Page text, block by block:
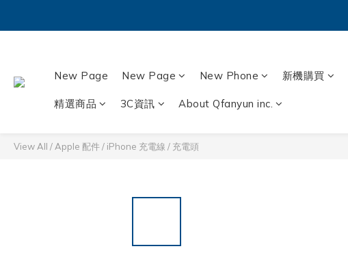
New Page New Page New Phone 新機購買
精選商品 3C資訊 About Qfanyun inc.
View All / Apple 配件/ iPhone 充電線 / 充電頭